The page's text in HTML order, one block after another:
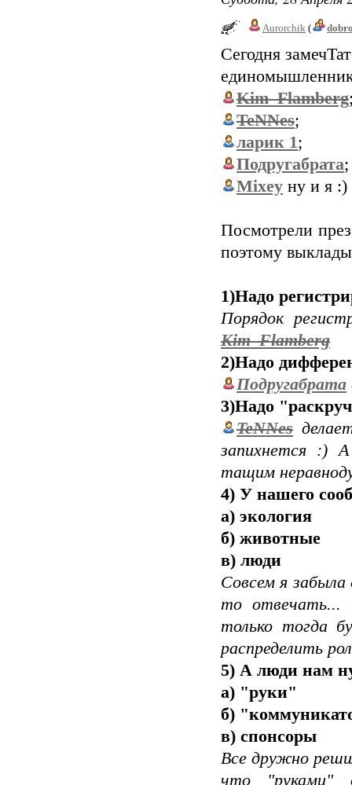
Aurorchik (
Сегодня
Kim_Flamberg
TeNNes;
ларик 1;
Подругабрата;
Mixey ну и я :)
Посмотрели
поэтому
1)Надо
Порядок
Kim_Flamberg
2)Надо
Подругабрата
3)Надо
TeNNes
запихнется :)
тащим
4) У нашего
а) экология
б) животные
в) люди
Совсем я
то отвечать...
только тогда
распределить
5) А люди нам
а) "руки"
б)
в) спонсоры
Все дружно
что "руками"